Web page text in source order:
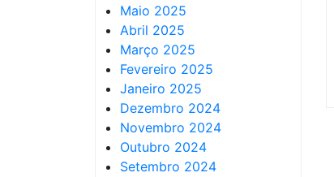
Maio 2025
Abril 2025
Março 2025
Fevereiro 2025
Janeiro 2025
Dezembro 2024
Novembro 2024
Outubro 2024
Setembro 2024